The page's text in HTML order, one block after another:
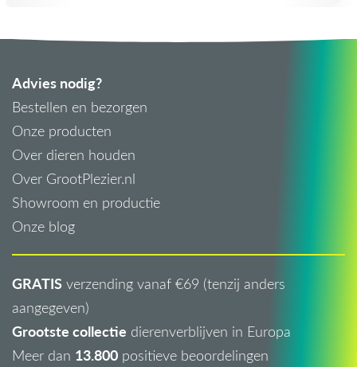
Advies nodig?
Bestellen en bezorgen
Onze producten
Over dieren houden
Over GrootPlezier.nl
Showroom en productie
Onze blog
GRATIS verzending vanaf €69 (tenzij anders
aangegeven)
Grootste collectie dierenverblijven in Europa
Meer dan 13.800 positieve beoordelingen